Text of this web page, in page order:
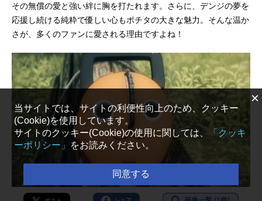
その無償の愛と強い絆に胸を打たれます。さらに、デンジの夢を
応援し続ける純粋で優しい心もポチタの大きな魅力。そんな温か
さが、多くのファンに愛される理由ですよね！
×
当サイトでは、サイトの利便性向上のため、クッキー
(Cookie)を使用しています。
サイトのクッキー(Cookie)の使用に関しては、
「クッキ
ーポリシー」
をお読みください。
同意する